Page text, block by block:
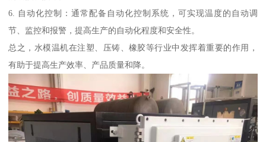
6. 自动化控制：通常配备自动化控制系统，可实现温度的自动调
节、监控和报警，提高生产的自动化程度和安全性。
总之，水模温机在注塑、压铸、橡胶等行业中发挥着重要的作用，
有助于提高生产效率、产品质量和降。